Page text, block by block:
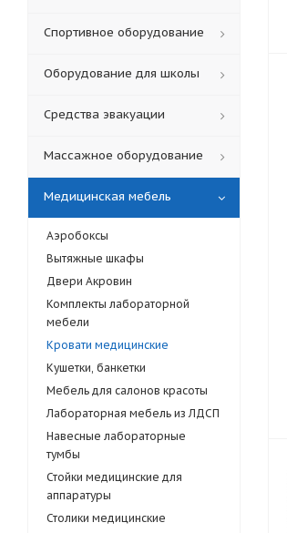
Спортивное оборудование
Оборудование для школы
Средства эвакуации
Массажное оборудование
Медицинская мебель
Аэробоксы
Вытяжные шкафы
Двери Акровин
Комплекты лабораторной
мебели
Кровати медицинские
Кушетки, банкетки
Мебель для салонов красоты
Лабораторная мебель из ЛДСП
Навесные лабораторные
тумбы
Стойки медицинские для
аппаратуры
Столики медицинские